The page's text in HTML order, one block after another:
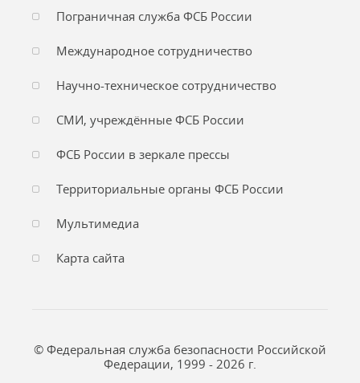
Пограничная служба ФСБ России
Международное сотрудничество
Научно-техническое сотрудничество
СМИ, учреждённые ФСБ России
ФСБ России в зеркале прессы
Территориальные органы ФСБ России
Мультимедиа
Карта сайта
© Федеральная служба безопасности Российской
Федерации, 1999 - 2026 г.